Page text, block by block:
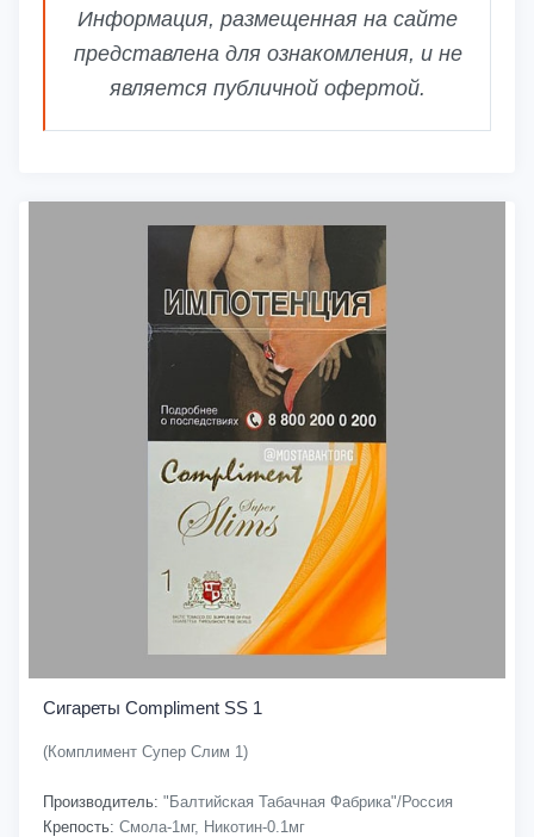
Информация, размещенная на сайте
представлена для ознакомления, и не
является публичной офертой.
Сигареты Compliment SS 1
(Комплимент Супер Слим 1)
Производитель: "Балтийская Табачная Фабрика"/Россия
Крепость: Смола-1мг, Никотин-0.1мг